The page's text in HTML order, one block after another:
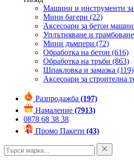
Машини и инструменти за
Мини багери (22)
Аксесоари за бетон
Уплътняване и трамбоване
Мини дъмпери (72)
Обработка на бетон (616)
Обработка на тръби (863)
Шпакловка и замазка (119)
Аксесоари за строителна
Разпродажба (197)
Намаление (7913)
0878 68 38 38
Промо Пакети (43)